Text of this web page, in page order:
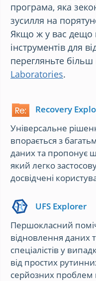
програма, яка
зусилля на
Якщо ж у вас
інструментів для
перегляньте більш
Laboratories.
Recovery
Універсальне
впорається з
даних та пропонує
який легко
досвідчені
UFS Explorer
Першокласний
відновлення даних
спеціалістів у
від простих
серйозних проблем